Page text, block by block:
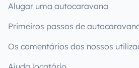
Alugar uma autocaravana
Primeiros passos de
Os comentários dos nossos